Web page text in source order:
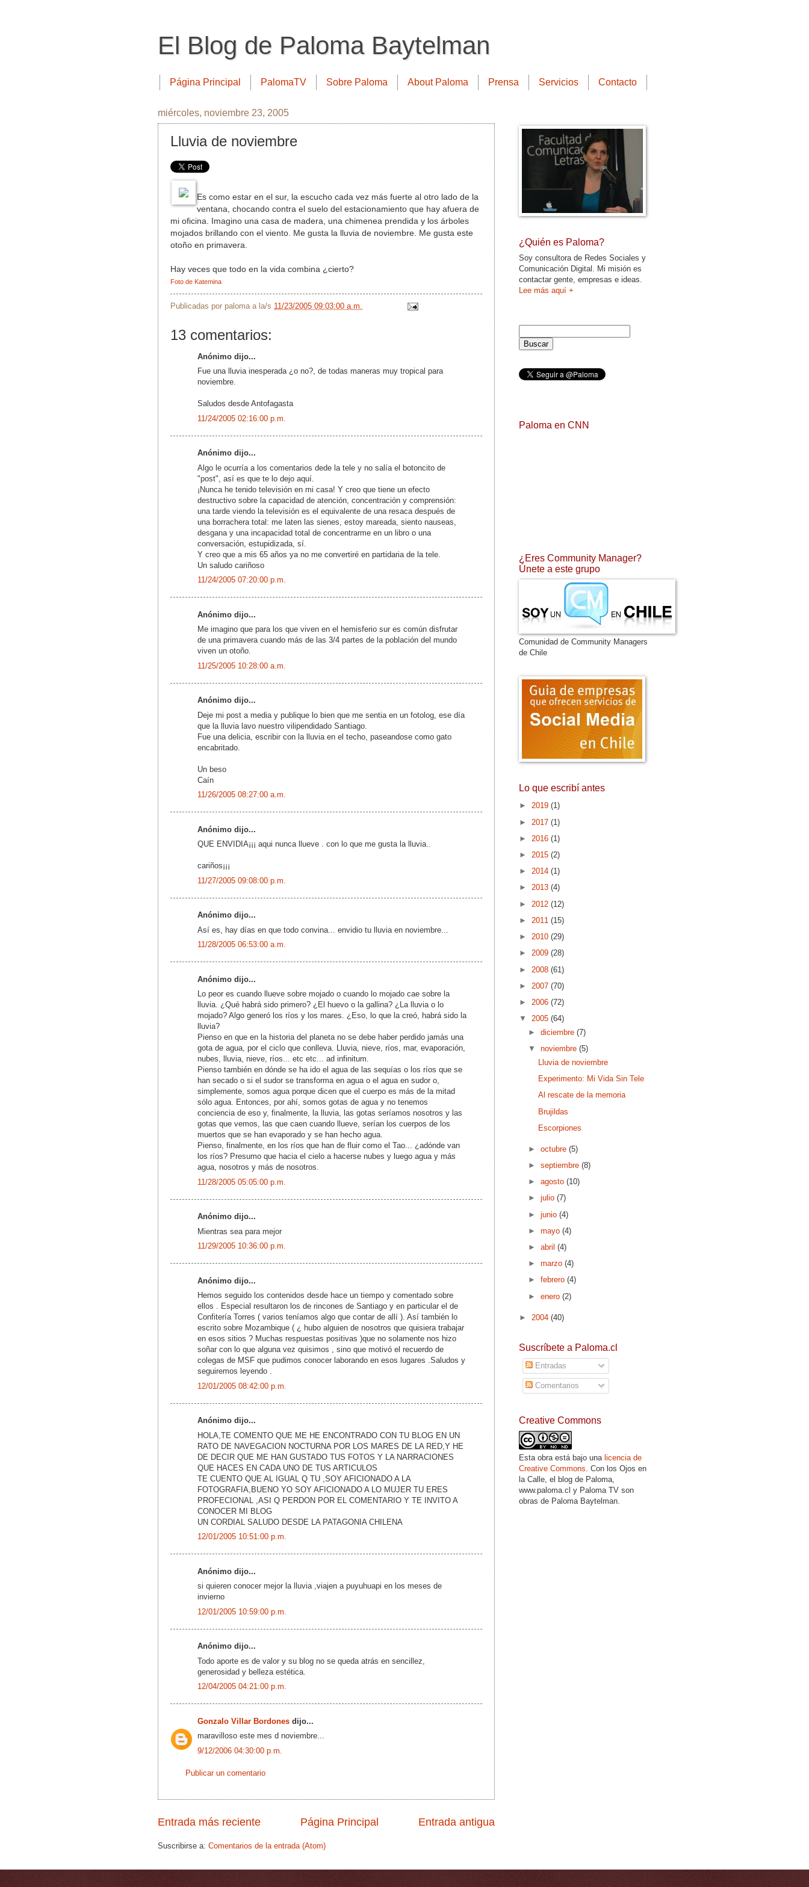
El Blog de Paloma Baytelman
Página Principal PalomaTV Sobre Paloma About Paloma Prensa Servicios Contacto
miércoles, noviembre 23, 2005
Lluvia de noviembre
Es como estar en el sur, la escucho cada vez más fuerte al otro lado de la
ventana, chocando contra el suelo del estacionamiento que hay afuera de
mi oficina. Imagino una casa de madera, una chimenea prendida y los árboles
mojados brillando con el viento. Me gusta la lluvia de noviembre. Me gusta este
otoño en primavera.
Hay veces que todo en la vida combina ¿cierto?
Foto de Katemina
Publicadas por paloma a la/s 11/23/2005 09:03:00 a.m.
13 comentarios:
Anónimo dijo...
Fue una lluvia inesperada ¿o no?, de todas maneras muy tropical para
noviembre.
Saludos desde Antofagasta
11/24/2005 02:16:00 p.m.
Anónimo dijo...
Algo le ocurría a los comentarios dede la tele y no salía el botoncito de
"post", así es que te lo dejo aquí.
¡Nunca he tenido televisión en mi casa! Y creo que tiene un efecto
destructivo sobre la capacidad de atención, concentración y comprensión:
una tarde viendo la televisión es el equivalente de una resaca después de
una borrachera total: me laten las sienes, estoy mareada, siento nauseas,
desgana y una incapacidad total de concentrarme en un libro o una
conversación, estupidizada, sí.
Y creo que a mis 65 años ya no me convertiré en partidaria de la tele.
Un saludo cariñoso
11/24/2005 07:20:00 p.m.
Anónimo dijo...
Me imagino que para los que viven en el hemisferio sur es común disfrutar
de una primavera cuando más de las 3/4 partes de la población del mundo
viven un otoño.
11/25/2005 10:28:00 a.m.
Anónimo dijo...
Deje mi post a media y publique lo bien que me sentia en un fotolog, ese día
que la lluvia lavo nuestro vilipendidado Santiago.
Fue una delicia, escribir con la lluvia en el techo, paseandose como gato
encabritado.
Un beso
Caín
11/26/2005 08:27:00 a.m.
Anónimo dijo...
QUE ENVIDIA¡¡¡ aqui nunca llueve . con lo que me gusta la lluvia..
cariños¡¡¡
11/27/2005 09:08:00 p.m.
Anónimo dijo...
Así es, hay días en que todo convina... envidio tu lluvia en noviembre...
11/28/2005 06:53:00 a.m.
Anónimo dijo...
Lo peor es cuando llueve sobre mojado o cuando lo mojado cae sobre la
lluvia. ¿Qué habrá sido primero? ¿El huevo o la gallina? ¿La lluvia o lo
mojado? Algo generó los ríos y los mares. ¿Eso, lo que la creó, habrá sido la
lluvia?
Pienso en que en la historia del planeta no se debe haber perdido jamás una
gota de agua, por el ciclo que conlleva. Lluvia, nieve, ríos, mar, evaporación,
nubes, lluvia, nieve, ríos... etc etc... ad infinitum.
Pienso también en dónde se ha ido el agua de las sequías o los ríos que se
han secado o si el sudor se transforma en agua o el agua en sudor o,
simplemente, somos agua porque dicen que el cuerpo es más de la mitad
sólo agua. Entonces, por ahí, somos gotas de agua y no tenemos
conciencia de eso y, finalmente, la lluvia, las gotas seríamos nosotros y las
gotas que vemos, las que caen cuando llueve, serían los cuerpos de los
muertos que se han evaporado y se han hecho agua.
Pienso, finalmente, en los ríos que han de fluir como el Tao... ¿adónde van
los ríos? Presumo que hacia el cielo a hacerse nubes y luego agua y más
agua, nosotros y más de nosotros.
11/28/2005 05:05:00 p.m.
Anónimo dijo...
Mientras sea para mejor
11/29/2005 10:36:00 p.m.
Anónimo dijo...
Hemos seguido los contenidos desde hace un tiempo y comentado sobre
ellos . Especial resultaron los de rincones de Santiago y en particular el de
Confitería Torres ( varios teníamos algo que contar de allí ). Así también lo
escrito sobre Mozambique ( ¿ hubo alguien de nosotros que quisiera trabajar
en esos sitios ? Muchas respuestas positivas )que no solamente nos hizo
soñar con lo que alguna vez quisimos , sino que motivó el recuerdo de
colegas de MSF que pudimos conocer laborando en esos lugares .Saludos y
seguiremos leyendo .
12/01/2005 08:42:00 p.m.
Anónimo dijo...
HOLA,TE COMENTO QUE ME HE ENCONTRADO CON TU BLOG EN UN
RATO DE NAVEGACION NOCTURNA POR LOS MARES DE LA RED,Y HE
DE DECIR QUE ME HAN GUSTADO TUS FOTOS Y LA NARRACIONES
QUE HACES EN CADA UNO DE TUS ARTICULOS
TE CUENTO QUE AL IGUAL Q TU ,SOY AFICIONADO A LA
FOTOGRAFIA,BUENO YO SOY AFICIONADO A LO MUJER TU ERES
PROFECIONAL ,ASI Q PERDON POR EL COMENTARIO Y TE INVITO A
CONOCER MI BLOG
UN CORDIAL SALUDO DESDE LA PATAGONIA CHILENA
12/01/2005 10:51:00 p.m.
Anónimo dijo...
si quieren conocer mejor la lluvia ,viajen a puyuhuapi en los meses de
invierno
12/01/2005 10:59:00 p.m.
Anónimo dijo...
Todo aporte es de valor y su blog no se queda atrás en sencillez,
generosidad y belleza estética.
12/04/2005 04:21:00 p.m.
Gonzalo Villar Bordones dijo...
maravilloso este mes d noviembre...
9/12/2006 04:30:00 p.m.
Publicar un comentario
Entrada más reciente Entrada antigua
Página Principal
Suscribirse a: Comentarios de la entrada (Atom)
¿Quién es Paloma?
Soy consultora de Redes Sociales y
Comunicación Digital. Mi misión es
contactar gente, empresas e ideas.
Lee más aquí +
Paloma en CNN
¿Eres Community Manager?
Únete a este grupo
Comunidad de Community Managers
de Chile
Lo que escribí antes
► 2019 (1)
► 2017 (1)
► 2016 (1)
► 2015 (2)
► 2014 (1)
► 2013 (4)
► 2012 (12)
► 2011 (15)
► 2010 (29)
► 2009 (28)
► 2008 (61)
► 2007 (70)
► 2006 (72)
▼ 2005 (64)
►diciembre(7)
▼noviembre(5)
Lluvia de noviembre
Experimento: Mi Vida Sin Tele
Al rescate de la memoria
Brujildas
Escorpiones
►octubre(5)
►septiembre(8)
►agosto(10)
►julio(7)
►junio(4)
►mayo(4)
►abril(4)
►marzo(4)
►febrero(4)
►enero(2)
► 2004 (40)
Suscríbete a Paloma.cl
Entradas
Comentarios
Creative Commons
Esta obra está bajo una licencia de
Creative Commons . Con los Ojos en
la Calle, el blog de Paloma,
www.paloma.cl y Paloma TV son
obras de Paloma Baytelman.